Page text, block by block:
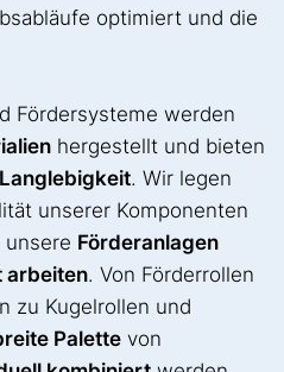
optimiert und die
Fördersysteme werden
hergestellt und bieten
Langlebigkeit. Wir legen
unserer Komponenten
unsere Förderanlagen
arbeiten. Von Förderrollen
zu Kugelrollen und
Palette von